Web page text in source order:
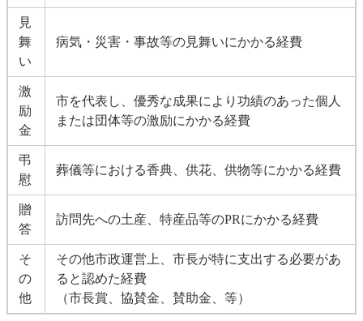
見
舞
い
病気・災害・事故等の見舞いにかかる経費
激
励
金
市を代表し、優秀な成果により功績のあった個人
または団体等の激励にかかる経費
弔
慰
葬儀等における香典、供花、供物等にかかる経費
贈
答
訪問先への土産、特産品等のPRにかかる経費
そ
の
他
その他市政運営上、市長が特に支出する必要があ
ると認めた経費
（市長賞、協賛金、賛助金、等）